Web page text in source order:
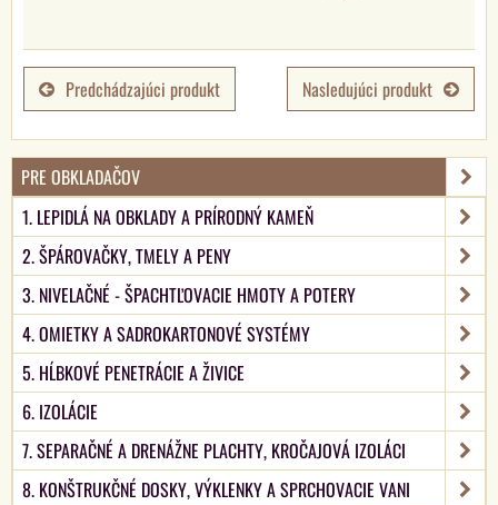
Predchádzajúci produkt Nasledujúci produkt
PRE OBKLADAČOV
1. LEPIDLÁ NA OBKLADY A PRÍRODNÝ KAMEŇ
2. ŠPÁROVAČKY, TMELY A PENY
3. NIVELAČNÉ - ŠPACHTĽOVACIE HMOTY A POTERY
4. OMIETKY A SADROKARTONOVÉ SYSTÉMY
5. HĹBKOVÉ PENETRÁCIE A ŽIVICE
6. IZOLÁCIE
7. SEPARAČNÉ A DRENÁŽNE PLACHTY, KROČAJOVÁ IZOLÁCI
8. KONŠTRUKČNÉ DOSKY, VÝKLENKY A SPRCHOVACIE VANI